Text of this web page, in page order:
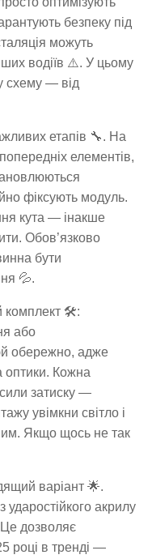
безпеку під
можуть
водіїв ⚠️. У цьому
схему — від
етапів 🔧. На
елементів,
фіксують модуль.
кута — інакше
Обов’язково
бути
💦.
комплект 🛠️:
або
обережно, адже
оптики. Кожна
затиску —
увімкни світло і
Якщо щось не так
варіант 🌟.
ударостійкого акрилу
дозволяє
році в тренді —